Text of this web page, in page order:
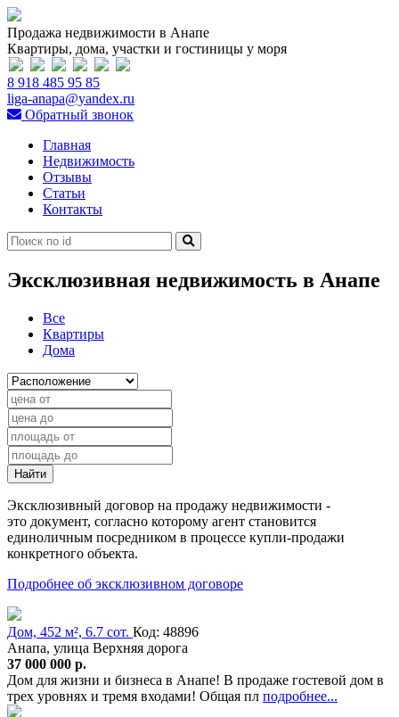
Продажа недвижимости в Анапе
Квартиры, дома, участки и гостиницы у моря
8 918 485 95 85
liga-anapa@yandex.ru
Обратный звонок
Главная
Недвижимость
Отзывы
Статьи
Контакты
Эксклюзивная недвижимость в Анапе
Все
Квартиры
Дома
Найти
Эксклюзивный договор на продажу недвижимости -
это документ, согласно которому агент становится
единоличным посредником в процессе купли-продажи
конкретного объекта.
Подробнее об эксклюзивном договоре
Дом, 452 м², 6.7 сот. Код: 48896
Анапа, улица Верхняя дорога
37 000 000 р.
Дом для жизни и бизнеса в Анапе! В продаже гостевой дом в
трех уровнях и тремя входами! Общая пл подробнее...